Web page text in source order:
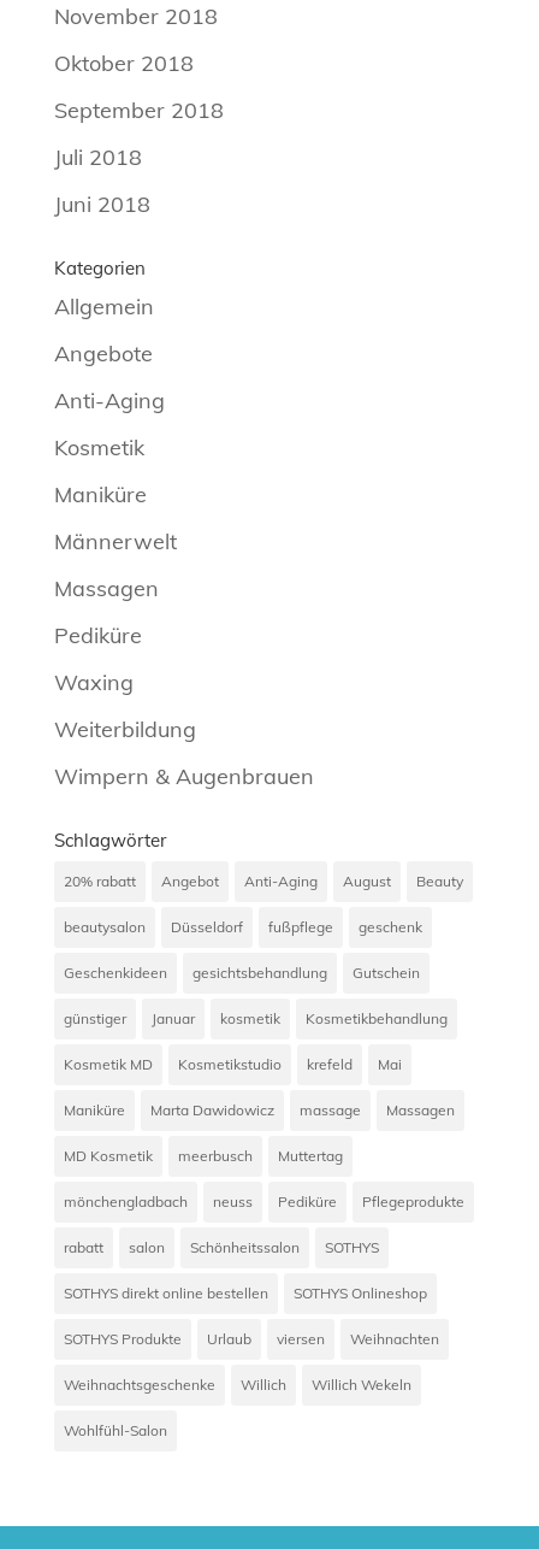
November 2018
Oktober 2018
September 2018
Juli 2018
Juni 2018
Kategorien
Allgemein
Angebote
Anti-Aging
Kosmetik
Maniküre
Männerwelt
Massagen
Pediküre
Waxing
Weiterbildung
Wimpern & Augenbrauen
Schlagwörter
20% rabatt Angebot Anti-Aging August Beauty
beautysalon Düsseldorf fußpflege geschenk
Geschenkideen gesichtsbehandlung Gutschein
günstiger Januar kosmetik Kosmetikbehandlung
Kosmetik MD Kosmetikstudio krefeld Mai
Maniküre Marta Dawidowicz massage Massagen
MD Kosmetik meerbusch Muttertag
mönchengladbach neuss Pediküre Pflegeprodukte
rabatt salon Schönheitssalon SOTHYS
SOTHYS direkt online bestellen SOTHYS Onlineshop
SOTHYS Produkte Urlaub viersen Weihnachten
Weihnachtsgeschenke Willich Willich Wekeln
Wohlfühl-Salon